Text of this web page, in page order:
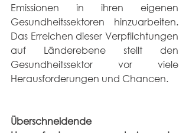
Emissionen in ihren eigenen
Gesundheitssektoren hinzuarbeiten.
Das Erreichen dieser Verpflichtungen
auf Länderebene stellt den
Gesundheitssektor vor viele
Herausforderungen und Chancen.
Überschneidende